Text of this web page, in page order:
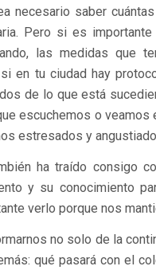
necesario saber
Pero si es
las medidas que
en tu ciudad hay
de lo que está
escuchemos o
estresados y
ha traído consigo
y su conocimiento
verlo porque nos
no solo de la
qué pasará con el